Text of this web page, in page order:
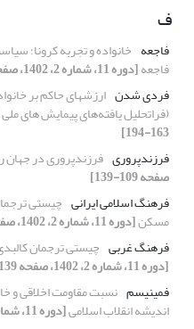
ف
فاجعه خانواده و تجربه کرونا؛
فاجعه[دوره 11، شماره 2، 1402، صفحه 47-76]
فردی شدن
(فراتحلیل یافته‌های پیمایش های
163-194]
فرزندپروری فرزندپروری در
صفحه 109-139]
فرهنگ اسلامی ایرانی چیستی
مسکن[دوره 11، شماره 2، 1402، صفحه 139-162]
فرهنگ غربی چیستی ترجمان
[دوره 11، شماره 2، 1402، صفحه 139-162]
فمینیسم نسبت مقاومت اخلاقی و
اندیشه انقلاب اسلامی[دوره 11، شماره 1، 1402، صفحه 43-67]